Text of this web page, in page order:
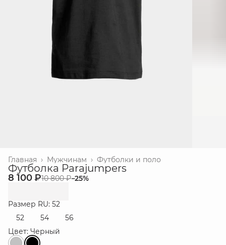
Футболки и поло
Мужчинам ›
Главная ›
Футболка Parajumpers
8 100 ₽10 800 ₽−25%
Размер RU: 52
52
54
56
Цвет: Черный